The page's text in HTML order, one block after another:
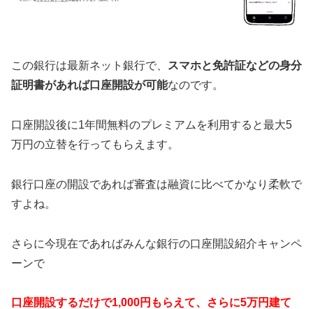
この銀行は最新ネット銀行で、
スマホと免許証などの身分
証明書があれば口座開設が可能なのです。
口座開設後に1年間無料のプレミアムを利用すると最大5
万円の立替を行ってもらえます。
銀行口座の開設であれば審査は融資に比べてかなり柔軟で
すよね。
さらに今現在であればみんな銀行の口座開設紹介キャンペ
ーンで
口座開設するだけで1,000円もらえて、さらに5万円建て